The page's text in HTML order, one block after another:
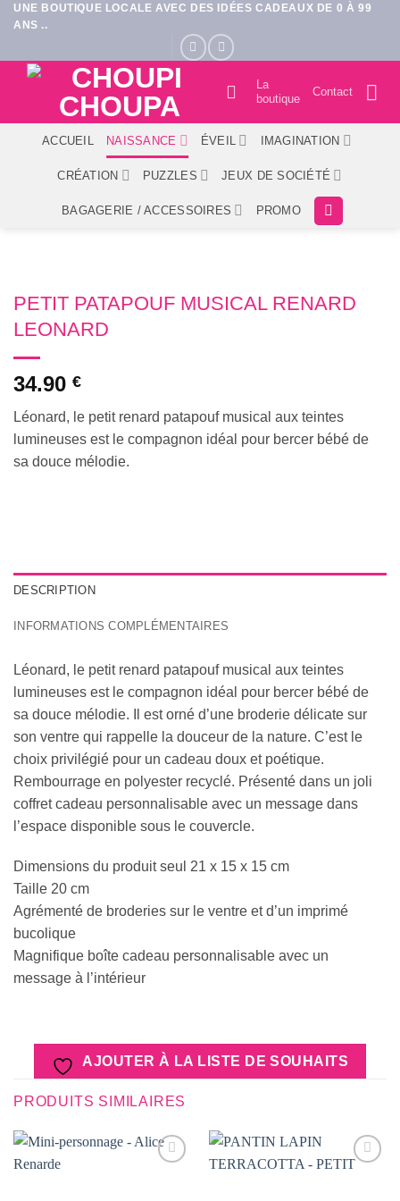
Passer
au
UNE BOUTIQUE LOCALE AVEC DES IDÉES CADEAUX DE 0 À 99
ANS ..
La
boutique
Contact
ACCUEIL NAISSANCE ÉVEIL IMAGINATION
CRÉATION PUZZLES JEUX DE SOCIÉTÉ
BAGAGERIE / ACCESSOIRES PROMO
PETIT PATAPOUF MUSICAL RENARD
LEONARD
34.90 €
Léonard, le petit renard patapouf musical aux teintes
lumineuses est le compagnon idéal pour bercer bébé de
sa douce mélodie.
DESCRIPTION
INFORMATIONS COMPLÉMENTAIRES
Léonard, le petit renard patapouf musical aux teintes
lumineuses est le compagnon idéal pour bercer bébé de
sa douce mélodie. Il est orné d’une broderie délicate sur
son ventre qui rappelle la douceur de la nature. C’est le
choix privilégié pour un cadeau doux et poétique.
Rembourrage en polyester recyclé. Présenté dans un joli
coffret cadeau personnalisable avec un message dans
l’espace disponible sous le couvercle.
Dimensions du produit seul 21 x 15 x 15 cm
Taille 20 cm
Agrémenté de broderies sur le ventre et d’un imprimé
bucolique
Magnifique boîte cadeau personnalisable avec un
message à l’intérieur
AJOUTER À LA LISTE DE SOUHAITS
PRODUITS SIMILAIRES